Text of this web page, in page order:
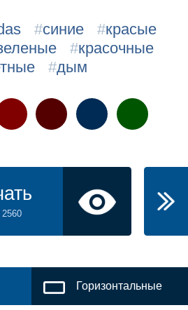
#синие #красые
#красочные
#дым
Горизонтальные